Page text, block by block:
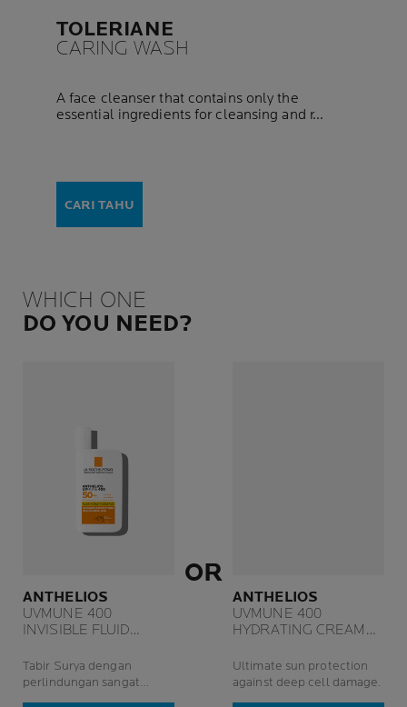
TOLERIANE
CARING WASH
A face cleanser that contains only the
essential ingredients for cleansing and r...
CARI TAHU
WHICH ONE
DO YOU NEED?
ANTHELIOS
UVMUNE 400
INVISIBLE FLUID
Tabir Surya dengan
perlindungan sangat
OR
ANTHELIOS
UVMUNE 400
HYDRATING CREAM
Ultimate sun protection
against deep cell damage.